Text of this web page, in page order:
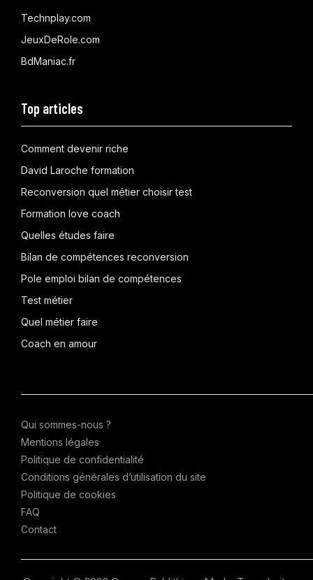
Technplay.com
JeuxDeRole.com
BdManiac.fr
Top articles
Comment devenir riche
David Laroche formation
Reconversion quel métier choisir test
Formation love coach
Quelles études faire
Bilan de compétences reconversion
Pole emploi bilan de compétences
Test métier
Quel métier faire
Coach en amour
Qui sommes-nous ?
Mentions légales
Politique de confidentialité
Conditions générales d’utilisation du site
Politique de cookies
FAQ
Contact